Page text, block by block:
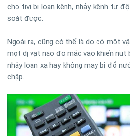
cho tivi bị loạn kênh, nhảy kênh tự
soát được.
Ngoài ra, cũng có thể là do có một
một dị vật nào đó mắc vào khiến nút
nhảy loạn xạ hay không may bị đổ
chập.